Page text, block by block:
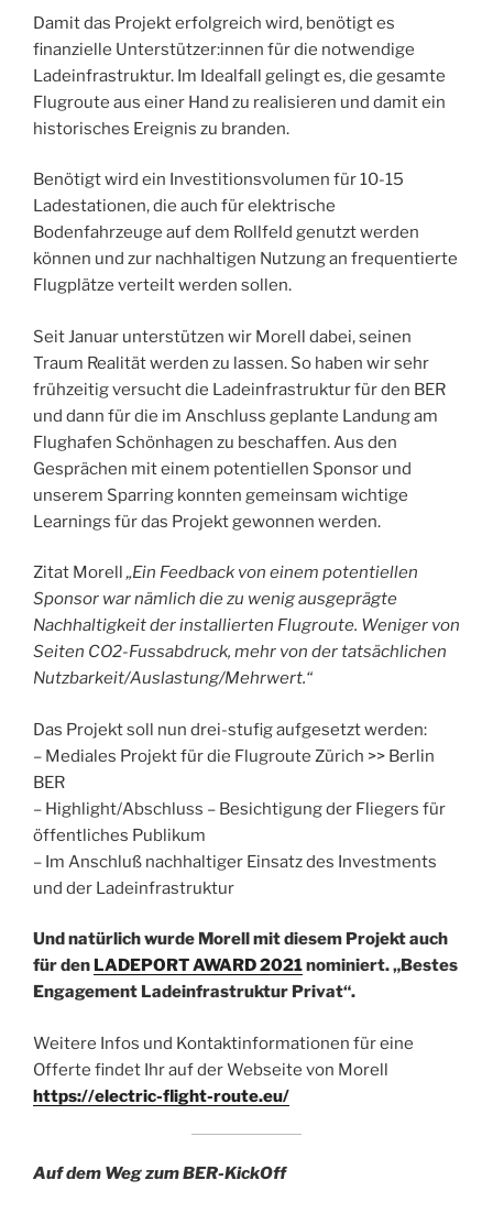
Damit das Projekt erfolgreich wird, benötigt es
finanzielle Unterstützer:innen für die notwendige
Ladeinfrastruktur. Im Idealfall gelingt es, die gesamte
Flugroute aus einer Hand zu realisieren und damit ein
historisches Ereignis zu branden.
Benötigt wird ein Investitionsvolumen für 10-15
Ladestationen, die auch für elektrische
Bodenfahrzeuge auf dem Rollfeld genutzt werden
können und zur nachhaltigen Nutzung an frequentierte
Flugplätze verteilt werden sollen.
Seit Januar unterstützen wir Morell dabei, seinen
Traum Realität werden zu lassen. So haben wir sehr
frühzeitig versucht die Ladeinfrastruktur für den BER
und dann für die im Anschluss geplante Landung am
Flughafen Schönhagen zu beschaffen. Aus den
Gesprächen mit einem potentiellen Sponsor und
unserem Sparring konnten gemeinsam wichtige
Learnings für das Projekt gewonnen werden.
Zitat Morell„Ein Feedback von einem potentiellen
Sponsor war nämlich die zu wenig ausgeprägte
Nachhaltigkeit der installierten Flugroute. Weniger von
Seiten CO2-Fussabdruck, mehr von der tatsächlichen
Nutzbarkeit/Auslastung/Mehrwert.“
Das Projekt soll nun drei-stufig aufgesetzt werden:
– Mediales Projekt für die Flugroute Zürich >> Berlin
BER
– Highlight/Abschluss – Besichtigung der Fliegers für
öffentliches Publikum
– Im Anschluß nachhaltiger Einsatz des Investments
und der Ladeinfrastruktur
Und natürlich wurde Morell mit diesem Projekt auch
für den LADEPORT AWARD 2021nominiert. „Bestes
Engagement Ladeinfrastruktur Privat“.
Weitere Infos und Kontaktinformationen für eine
Offerte findet Ihr auf der Webseite von Morell
https://electric-flight-route.eu/
Auf dem Weg zum BER-KickOff